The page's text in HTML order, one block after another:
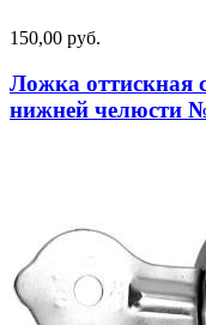
150,00 руб.
Ложка оттискная
нижней челюсти